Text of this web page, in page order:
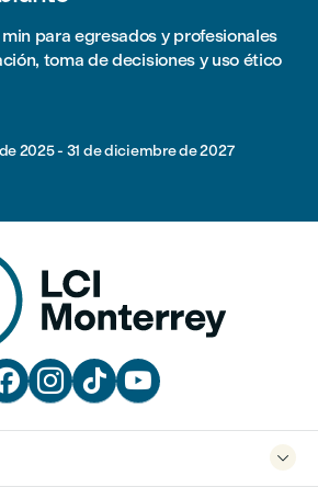
para egresados y profesionales
toma de decisiones y uso ético
2025- 31 de diciembre de 2027
  
